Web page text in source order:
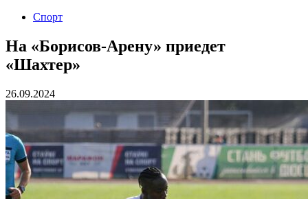
Спорт
На «Борисов-Арену» приедет
«Шахтер»
26.09.2024